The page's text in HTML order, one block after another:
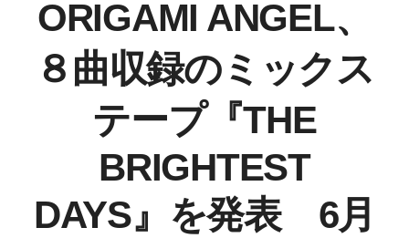
ORIGAMI ANGEL、
８曲収録のミックス
テープ『THE
BRIGHTEST
DAYS』を発表 6月